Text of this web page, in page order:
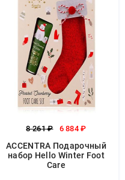
8 261 ₽ 6 884 ₽
ACCENTRA Подарочный
набор Hello Winter Foot
Care